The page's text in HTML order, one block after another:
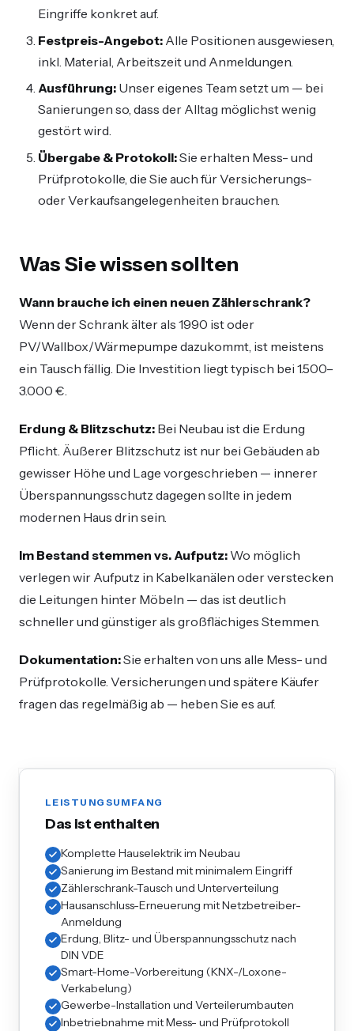
Eingriffe konkret auf.
Festpreis-Angebot: Alle Positionen ausgewiesen,
inkl. Material, Arbeitszeit und Anmeldungen.
Ausführung: Unser eigenes Team setzt um — bei
Sanierungen so, dass der Alltag möglichst wenig
gestört wird.
Übergabe & Protokoll:Sie erhalten Mess- und
Prüfprotokolle, die Sie auch für Versicherungs-
oder Verkaufsangelegenheiten brauchen.
Was Sie wissen sollten
Wann brauche ich einen neuen Zählerschrank?
Wenn der Schrank älter als 1990 ist oder
PV/Wallbox/Wärmepumpe dazukommt, ist meistens
ein Tausch fällig. Die Investition liegt typisch bei 1.500–
3.000 €.
Erdung & Blitzschutz: Bei Neubau ist die Erdung
Pflicht. Äußerer Blitzschutz ist nur bei Gebäuden ab
gewisser Höhe und Lage vorgeschrieben — innerer
Überspannungsschutz dagegen sollte in jedem
modernen Haus drin sein.
Im Bestand stemmen vs. Aufputz: Wo möglich
verlegen wir Aufputz in Kabelkanälen oder verstecken
die Leitungen hinter Möbeln — das ist deutlich
schneller und günstiger als großflächiges Stemmen.
Dokumentation:Sie erhalten von uns alle Mess- und
Prüfprotokolle. Versicherungen und spätere Käufer
fragen das regelmäßig ab — heben Sie es auf.
LEISTUNGSUMFANG
Das ist enthalten
Komplette Hauselektrik im Neubau
Sanierung im Bestand mit minimalem Eingriff
Zählerschrank-Tausch und Unterverteilung
Hausanschluss-Erneuerung mit Netzbetreiber-
Anmeldung
Erdung, Blitz- und Überspannungsschutz nach
DIN VDE
Smart-Home-Vorbereitung (KNX-/Loxone-
Verkabelung)
Gewerbe-Installation und Verteilerumbauten
Inbetriebnahme mit Mess- und Prüfprotokoll